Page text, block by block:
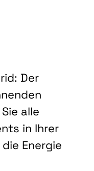
Der
alle
in Ihrer
Energie